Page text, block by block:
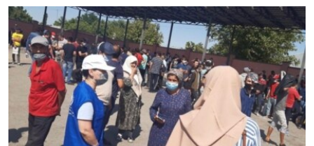
НИГОРИСТОН
ГУЗОРИШҲОИ РАДИОӢ
КИТОБҲОИ ОЗОДӢ
Русский
ПАЙГИРӢ КУНЕД